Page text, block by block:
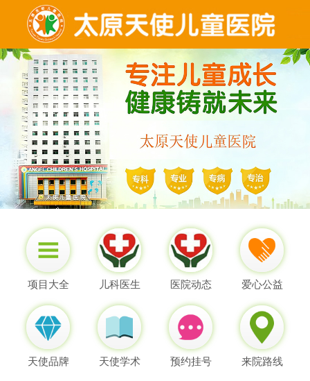
项目大全 儿科医生 医院动态 爱心公益
天使品牌 天使学术 预约挂号 来院路线